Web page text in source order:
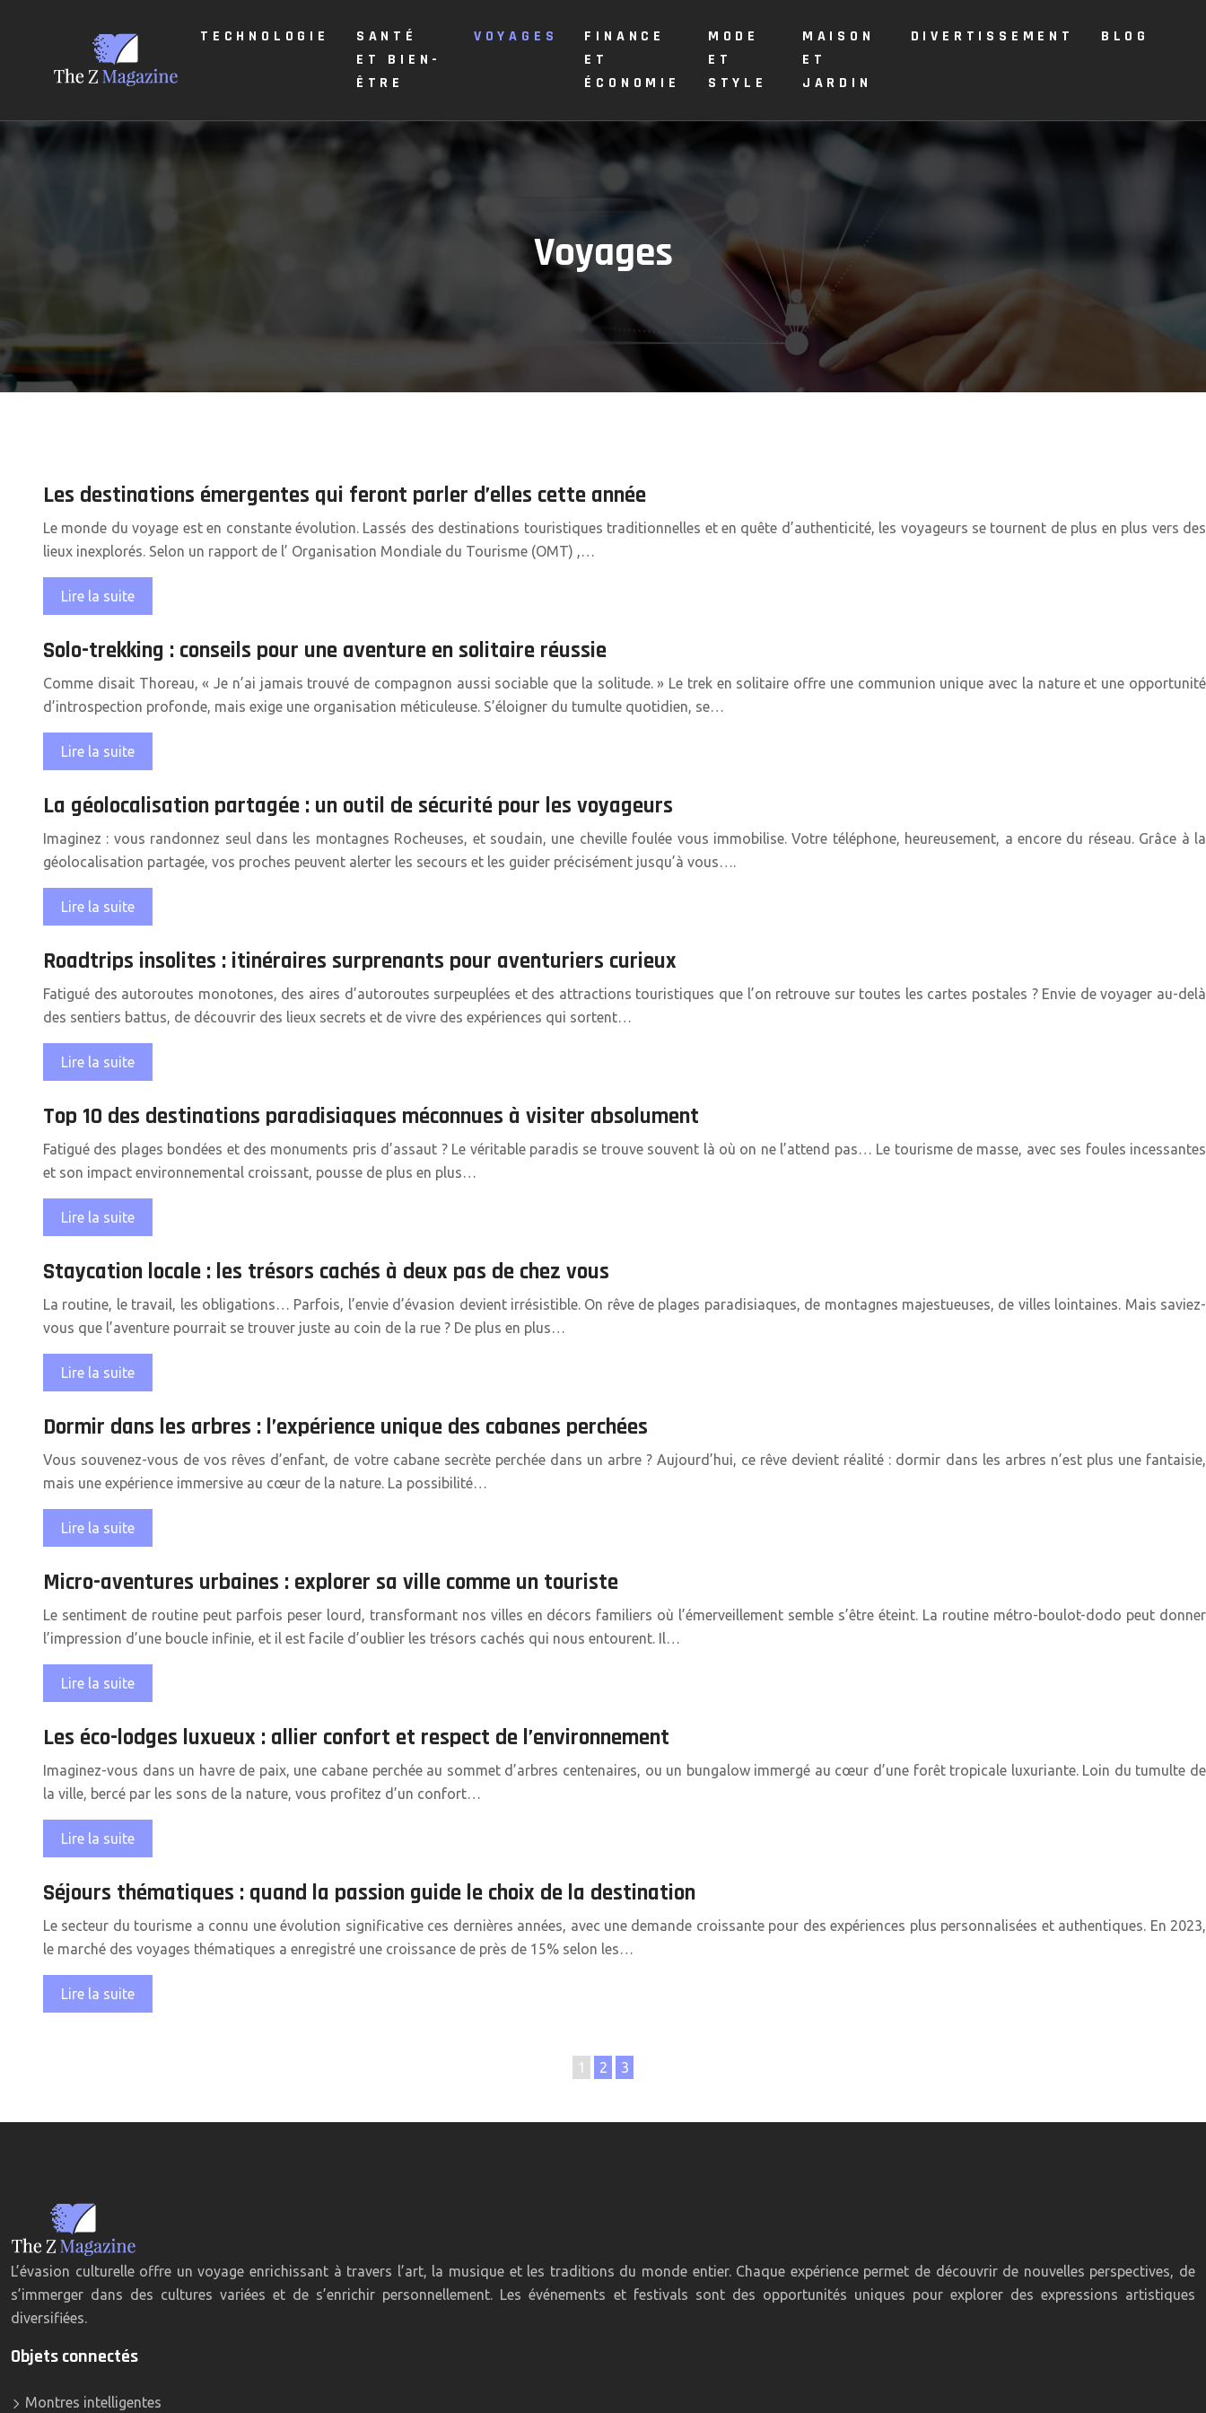
TECHNOLOGIE
SANTÉ
ET BIEN-
ÊTRE
VOYAGES
FINANCE
ET
ÉCONOMIE
MODE
ET
STYLE
MAISON
ET
JARDIN
DIVERTISSEMENT BLOG
Voyages
Les destinations émergentes qui feront parler d’elles cette année
Le monde du voyage est en constante évolution. Lassés des destinations touristiques traditionnelles et en quête d’authenticité, les voyageurs se tournent de plus en plus vers des
lieux inexplorés. Selon un rapport de l’ Organisation Mondiale du Tourisme (OMT) ,…
Lire la suite
Solo-trekking : conseils pour une aventure en solitaire réussie
Comme disait Thoreau, « Je n’ai jamais trouvé de compagnon aussi sociable que la solitude. » Le trek en solitaire offre une communion unique avec la nature et une opportunité
d’introspection profonde, mais exige une organisation méticuleuse. S’éloigner du tumulte quotidien, se…
Lire la suite
La géolocalisation partagée : un outil de sécurité pour les voyageurs
Imaginez : vous randonnez seul dans les montagnes Rocheuses, et soudain, une cheville foulée vous immobilise. Votre téléphone, heureusement, a encore du réseau. Grâce à la
géolocalisation partagée, vos proches peuvent alerter les secours et les guider précisément jusqu’à vous….
Lire la suite
Roadtrips insolites : itinéraires surprenants pour aventuriers curieux
Fatigué des autoroutes monotones, des aires d’autoroutes surpeuplées et des attractions touristiques que l’on retrouve sur toutes les cartes postales ? Envie de voyager au-delà
des sentiers battus, de découvrir des lieux secrets et de vivre des expériences qui sortent…
Lire la suite
Top 10 des destinations paradisiaques méconnues à visiter absolument
Fatigué des plages bondées et des monuments pris d’assaut ? Le véritable paradis se trouve souvent là où on ne l’attend pas… Le tourisme de masse, avec ses foules incessantes
et son impact environnemental croissant, pousse de plus en plus…
Lire la suite
Staycation locale : les trésors cachés à deux pas de chez vous
La routine, le travail, les obligations… Parfois, l’envie d’évasion devient irrésistible. On rêve de plages paradisiaques, de montagnes majestueuses, de villes lointaines. Mais saviez-
vous que l’aventure pourrait se trouver juste au coin de la rue ? De plus en plus…
Lire la suite
Dormir dans les arbres : l’expérience unique des cabanes perchées
Vous souvenez-vous de vos rêves d’enfant, de votre cabane secrète perchée dans un arbre ? Aujourd’hui, ce rêve devient réalité : dormir dans les arbres n’est plus une fantaisie,
mais une expérience immersive au cœur de la nature. La possibilité…
Lire la suite
Micro-aventures urbaines : explorer sa ville comme un touriste
Le sentiment de routine peut parfois peser lourd, transformant nos villes en décors familiers où l’émerveillement semble s’être éteint. La routine métro-boulot-dodo peut donner
l’impression d’une boucle infinie, et il est facile d’oublier les trésors cachés qui nous entourent. Il…
Lire la suite
Les éco-lodges luxueux : allier confort et respect de l’environnement
Imaginez-vous dans un havre de paix, une cabane perchée au sommet d’arbres centenaires, ou un bungalow immergé au cœur d’une forêt tropicale luxuriante. Loin du tumulte de
la ville, bercé par les sons de la nature, vous profitez d’un confort…
Lire la suite
Séjours thématiques : quand la passion guide le choix de la destination
Le secteur du tourisme a connu une évolution significative ces dernières années, avec une demande croissante pour des expériences plus personnalisées et authentiques. En 2023,
le marché des voyages thématiques a enregistré une croissance de près de 15% selon les…
Lire la suite
1 2 3
L’évasion culturelle offre un voyage enrichissant à travers l’art, la musique et les traditions du monde entier. Chaque expérience permet de découvrir de nouvelles perspectives, de
s’immerger dans des cultures variées et de s’enrichir personnellement. Les événements et festivals sont des opportunités uniques pour explorer des expressions artistiques
diversifiées.
Objets connectés
Montres intelligentes